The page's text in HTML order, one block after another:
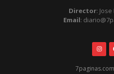
Director:
Email: